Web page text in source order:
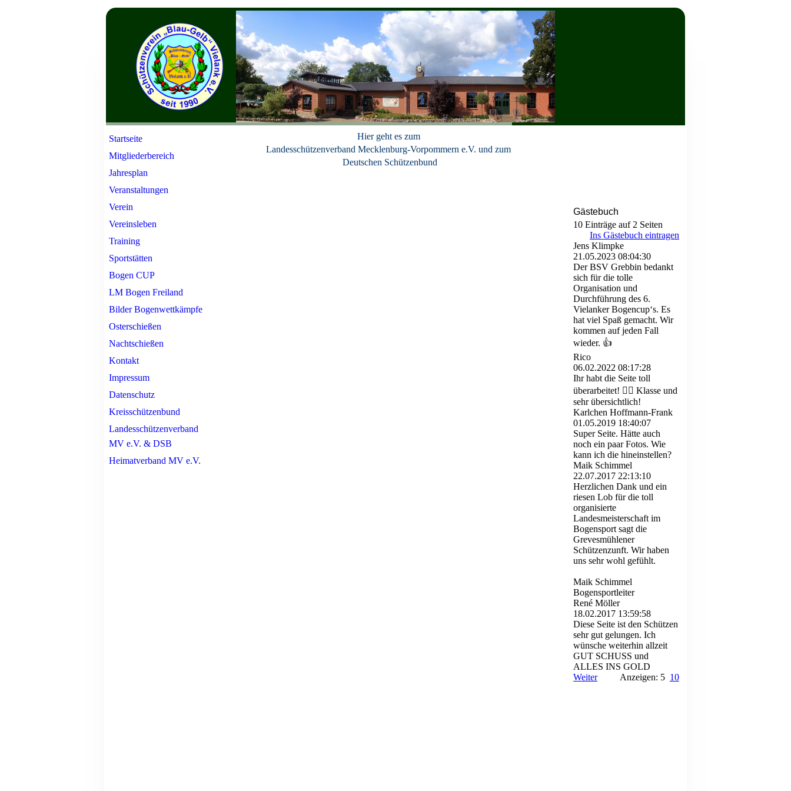
Startseite
Mitgliederbereich
Jahresplan
Veranstaltungen
Verein
Vereinsleben
Training
Sportstätten
Bogen CUP
LM Bogen Freiland
Bilder Bogenwettkämpfe
Osterschießen
Nachtschießen
Kontakt
Impressum
Datenschutz
Kreisschützenbund
Landesschützenverband
MV e.V. & DSB
Heimatverband MV e.V.
Hier geht es zum
Landesschützenverband Mecklenburg-Vorpommern e.V. und zum
Deutschen Schützenbund
Gästebuch
10 Einträge auf 2 Seiten
Ins Gästebuch eintragen
Jens Klimpke
21.05.2023 08:04:30
Der BSV Grebbin bedankt
sich für die tolle
Organisation und
Durchführung des 6.
Vielanker Bogencup‘s. Es
hat viel Spaß gemacht. Wir
kommen auf jeden Fall
wieder. 👍
Rico
06.02.2022 08:17:28
Ihr habt die Seite toll
überarbeitet! 👍🏼 Klasse und
sehr übersichtlich!
Karlchen Hoffmann-Frank
01.05.2019 18:40:07
Super Seite. Hätte auch
noch ein paar Fotos. Wie
kann ich die hineinstellen?
Maik Schimmel
22.07.2017 22:13:10
Herzlichen Dank und ein
riesen Lob für die toll
organisierte
Landesmeisterschaft im
Bogensport sagt die
Grevesmühlener
Schützenzunft. Wir haben
uns sehr wohl gefühlt.
Maik Schimmel
Bogensportleiter
René Möller
18.02.2017 13:59:58
Diese Seite ist den Schützen
sehr gut gelungen. Ich
wünsche weiterhin allzeit
GUT SCHUSS und
ALLES INS GOLD
Weiter
Anzeigen: 5 10